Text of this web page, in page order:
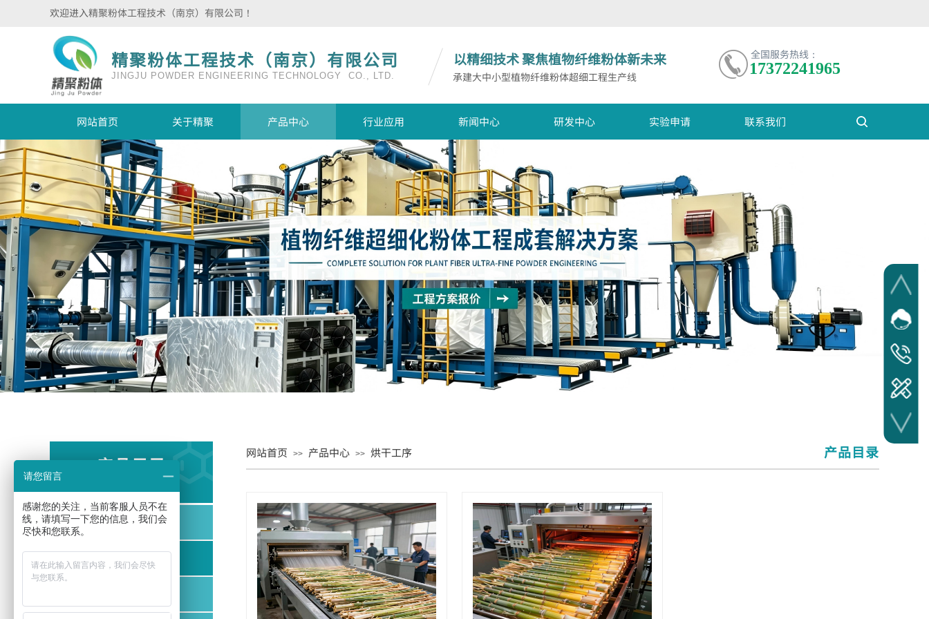
欢迎进入精聚粉体工程技术（南京）有限公司 ！
17372241965
精聚粉体工程技术（南京）有限公司 以精细技术聚焦植物纤维粉体新未来
JINGJU POWDER ENGINEERING TECHNOLOGY CO., LTD.
全国服务热线：
承建大中小型植物纤维粉体超细工程生产线
网站首页 关于精聚 产品中心 行业应用 新闻中心 研发中心 实验申请 联系我们
产品目录
产品目​录
网站首页 >> 产品中心 >> 烘干工序
汽爆工序
烘干工序
请您留言
感谢您的关注，当前客服人员不在
线，请填写一下您的信息，我们会
尽快和您联系。
网站客
服务热线